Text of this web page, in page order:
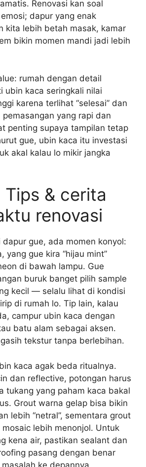
Renovasi kan soal
dapur yang enak
kita lebih betah masak, kamar
bikin momen mandi jadi lebih
rumah dengan detail
ubin kaca seringkali nilai
karena terlihat “selesai” dan
yang rapi dan
penting supaya tampilan tetap
gue, ubin kaca itu investasi
akal kalau lo mikir jangka
Tips & cerita
renovasi
dapur gue, ada momen konyol:
yang gue kira “hijau mint”
di bawah lampu. Gue
buruk banget pilih sample
kecil — selalu lihat di kondisi
di rumah lo. Tip lain, kalau
campur ubin kaca dengan
batu alam sebagai aksen.
tekstur tanpa berlebihan.
kaca agak beda ritualnya.
dan reflective, potongan harus
tukang yang paham kaca bakal
Grout warna gelap bisa bikin
lebih “netral”, sementara grout
lebih menonjol. Untuk
kena air, pastikan sealant dan
pasang dengan benar
ke depannya.